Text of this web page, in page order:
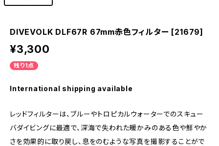
DIVEVOLK DLF67R 67mm赤色フィルター [21679]
¥3,300
残り1点
International shipping available
レッドフィルターは、ブルーやトロピカルウォーターでのスキュー
バダイビングに最適で、深海で失われた暖かみのある色や鮮やか
さを効果的に取り戻し、息をのむような写真を撮影することがで